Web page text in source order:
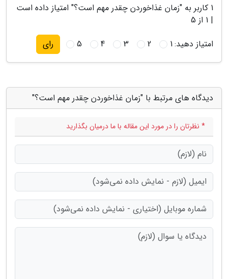
1 کاربر به "زمان غذاخوردن چقدر مهم است؟" امتیاز داده است
|
1 از 5
امتیاز دهید:1
2
3
4
5 رای
دیدگاه های مرتبط با "زمان غذاخوردن چقدر مهم است؟"
* نظرتان را در مورد این مقاله با ما درمیان بگذارید